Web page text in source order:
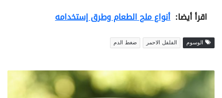
اقرأ أيضا: أنواع ملح الطعام وطرق إستخدامه
الوسوم الفلفل الاحمر ضغط الدم
ا